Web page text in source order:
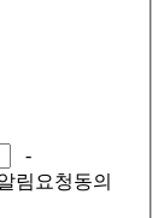
-
림요청동의